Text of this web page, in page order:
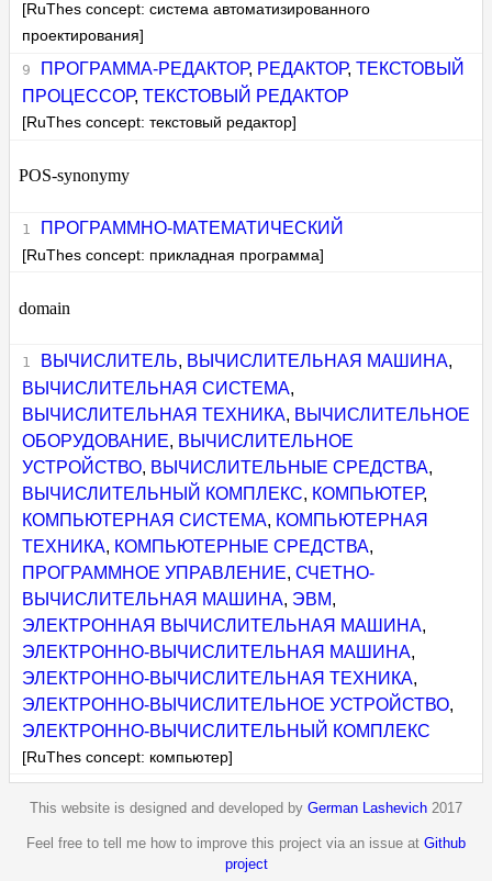
[RuThes concept: система автоматизированного
проектирования]
ПРОГРАММА-РЕДАКТОР, РЕДАКТОР, ТЕКСТОВЫЙ
ПРОЦЕССОР,ТЕКСТОВЫЙ РЕДАКТОР
[RuThes concept: текстовый редактор]
POS-synonymy
ПРОГРАММНО-МАТЕМАТИЧЕСКИЙ
[RuThes concept: прикладная программа]
domain
ВЫЧИСЛИТЕЛЬ, ВЫЧИСЛИТЕЛЬНАЯ МАШИНА,
ВЫЧИСЛИТЕЛЬНАЯ СИСТЕМА,
ВЫЧИСЛИТЕЛЬНАЯ ТЕХНИКА, ВЫЧИСЛИТЕЛЬНОЕ
ОБОРУДОВАНИЕ, ВЫЧИСЛИТЕЛЬНОЕ
УСТРОЙСТВО, ВЫЧИСЛИТЕЛЬНЫЕ СРЕДСТВА,
ВЫЧИСЛИТЕЛЬНЫЙ КОМПЛЕКС, КОМПЬЮТЕР,
КОМПЬЮТЕРНАЯ СИСТЕМА, КОМПЬЮТЕРНАЯ
ТЕХНИКА, КОМПЬЮТЕРНЫЕ СРЕДСТВА,
ПРОГРАММНОЕ УПРАВЛЕНИЕ,СЧЕТНО-
ВЫЧИСЛИТЕЛЬНАЯ МАШИНА, ЭВМ,
ЭЛЕКТРОННАЯ ВЫЧИСЛИТЕЛЬНАЯ МАШИНА,
ЭЛЕКТРОННО-ВЫЧИСЛИТЕЛЬНАЯ МАШИНА,
ЭЛЕКТРОННО-ВЫЧИСЛИТЕЛЬНАЯ ТЕХНИКА,
ЭЛЕКТРОННО-ВЫЧИСЛИТЕЛЬНОЕ УСТРОЙСТВО,
ЭЛЕКТРОННО-ВЫЧИСЛИТЕЛЬНЫЙ КОМПЛЕКС
[RuThes concept: компьютер]
This website is designed and developed by German Lashevich 2017
Feel free to tell me how to improve this project via an issue at Github
project